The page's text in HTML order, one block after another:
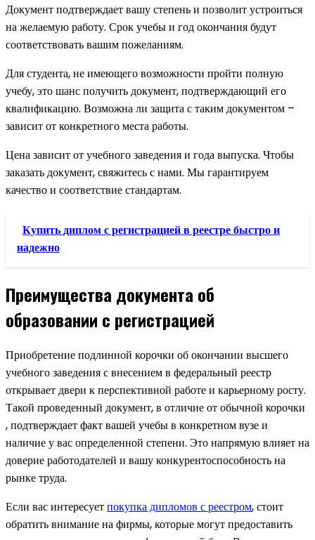
Документ подтверждает вашу степень и позволит устроиться
на желаемую работу. Срок учебы и год окончания будут
соответствовать вашим пожеланиям.
Для студента, не имеющего возможности пройти полную
учебу, это шанс получить документ, подтверждающий его
квалификацию. Возможна ли защита с таким документом –
зависит от конкретного места работы.
Цена зависит от учебного заведения и года выпуска. Чтобы
заказать документ, свяжитесь с нами. Мы гарантируем
качество и соответствие стандартам.
Купить диплом с регистрацией в реестре быстро и
надежно
Преимущества документа об
образовании с регистрацией
Приобретение подлинной корочки об окончании высшего
учебного заведения с внесением в федеральный реестр
открывает двери к перспективной работе и карьерному росту.
Такой проведенный документ, в отличие от обычной корочки
, подтверждает факт вашей учебы в конкретном вузе и
наличие у вас определенной степени. Это напрямую влияет на
доверие работодателей и вашу конкурентоспособность на
рынке труда.
Если вас интересуетпокупка дипломов с реестром, стоит
обратить внимание на фирмы, которые могут предоставить